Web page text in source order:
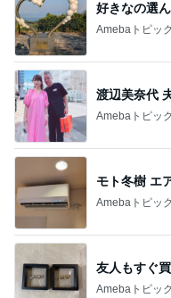
好きなの選
Amebaトピッ
渡辺美奈代
Amebaトピッ
モト冬樹 エ
Amebaトピッ
友人もすぐ
Amebaトピッ